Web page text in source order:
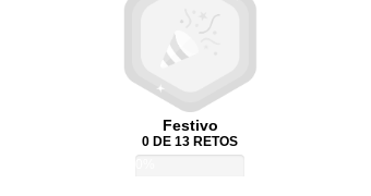
Festivo
0 DE 13 RETOS